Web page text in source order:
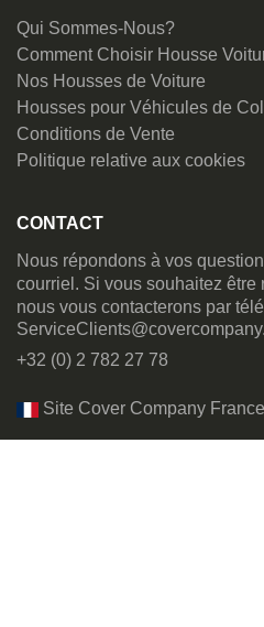
Qui Sommes-Nous?
Comment Choisir Housse
Nos Housses de Voiture
Housses pour Véhicules de
Conditions de Vente
Politique relative aux cookies
CONTACT
Nous répondons à vos
courriel. Si vous souhaitez être
nous vous contacterons par
+32 (0) 2 782 27 78
Site Cover Company France